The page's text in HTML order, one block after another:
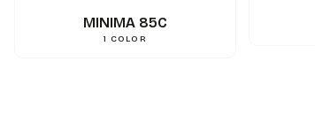
MINIMA 85C
1 COLOR